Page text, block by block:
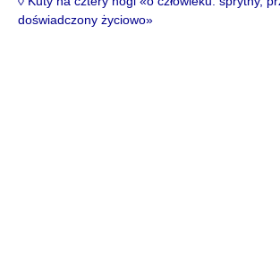
doświadczony życiowo»